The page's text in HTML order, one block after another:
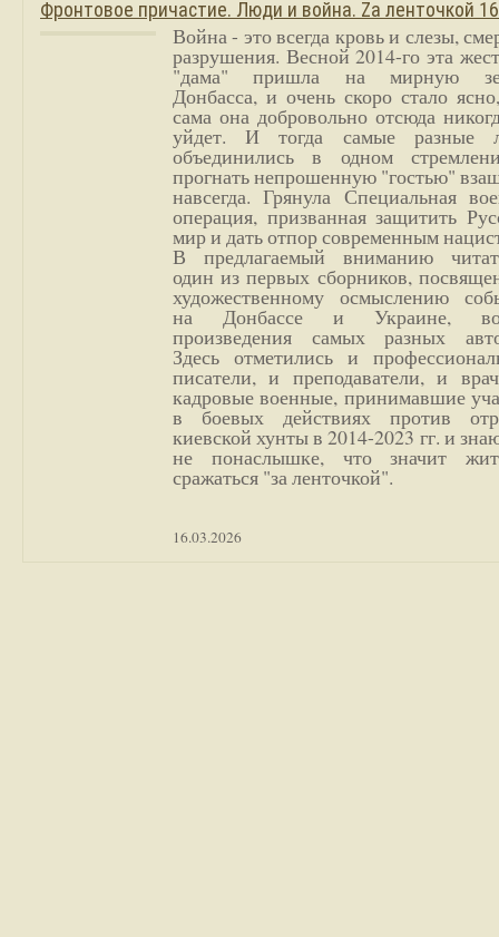
Фронтовое причастие. Люди и война. Zа ленточкой
Война - это всегда кровь и слезы,
разрушения. Весной 2014-го эта
"дама" пришла на мирную
Донбасса, и очень скоро стало
сама она добровольно отсюда
уйдет. И тогда самые разные
объединились в одном
прогнать непрошенную "гостью"
навсегда. Грянула Специальная
операция, призванная защитить
мир и дать отпор современным
В предлагаемый вниманию
один из первых сборников,
художественному осмыслению
на Донбассе и Украине,
произведения самых разных
Здесь отметились и
писатели, и преподаватели, и
кадровые военные, принимавшие
в боевых действиях против
киевской хунты в 2014-2023 гг. и
не понаслышке, что значит
сражаться "за ленточкой".
16.03.2026